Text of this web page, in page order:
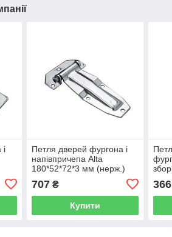
Петля дверей фургона і
напівпричепа Alta
180*52*72*3 мм (нерж.)
707₴
Купити
366